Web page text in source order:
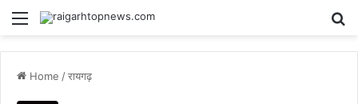
Menu
Home /रायगढ़